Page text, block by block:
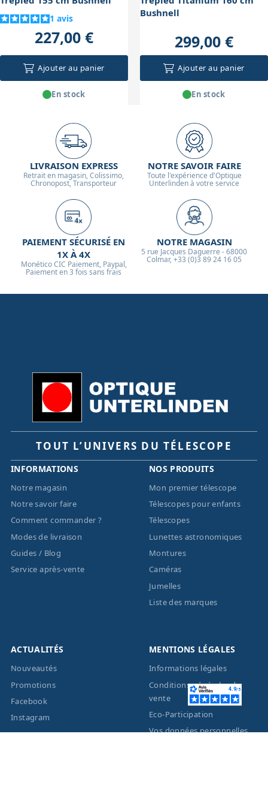
1 avis
227,00 €
Ajouter au panier
En stock
Bushnell
299,00 €
Ajouter au panier
En stock
LIVRAISON EXPRESS
Retrait en magasin, Colissimo,
Chronopost, Transporteur
NOTRE SAVOIR FAIRE
Toute l'expérience d'Optique
Unterlinden à votre service
PAIEMENT SÉCURISÉ EN
1X À 4X
Monético CIC Paiement, Paypal,
Paiement en 3 fois sans frais
NOTRE MAGASIN
5 rue Jacques Daguerre - 68000
Colmar, +33 (0)3 89 24 16 05
TOUT L’UNIVERS DU TÉLESCOPE
INFORMATIONS
Notre magasin
Notre savoir faire
Comment commander ?
Modes de livraison
Guides / Blog
Service après-vente
NOS PRODUITS
Mon premier télescope
Télescopes pour enfants
Télescopes
Lunettes astronomiques
Montures
Caméras
Jumelles
Liste des marques
ACTUALITÉS
Nouveautés
Promotions
Facebook
Instagram
MENTIONS LÉGALES
Informations légales
Conditions générales de
vente
Eco-Participation
Vos données personnelles